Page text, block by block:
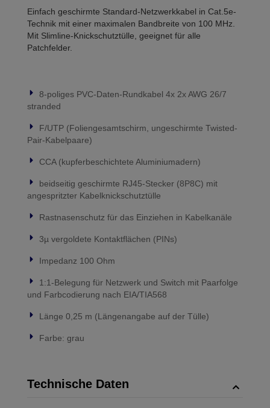
Einfach geschirmte Standard-Netzwerkkabel in Cat.5e-
Technik mit einer maximalen Bandbreite von 100 MHz.
Mit Slimline-Knickschutztülle, geeignet für alle
Patchfelder.
8-poliges PVC-Daten-Rundkabel 4x 2x AWG 26/7
stranded
F/UTP (Foliengesamtschirm, ungeschirmte Twisted-
Pair-Kabelpaare)
CCA (kupferbeschichtete Aluminiumadern)
beidseitig geschirmte RJ45-Stecker (8P8C) mit
angespritzter Kabelknickschutztülle
Rastnasenschutz für das Einziehen in Kabelkanäle
3µ vergoldete Kontaktflächen (PINs)
Impedanz 100 Ohm
1:1-Belegung für Netzwerk und Switch mit Paarfolge
und Farbcodierung nach EIA/TIA568
Länge 0,25 m (Längenangabe auf der Tülle)
Farbe: grau
Technische Daten